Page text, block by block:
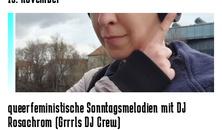
queerfeministische Sonntagsmelodien mit DJ
Rosachrom (Grrrls DJ Crew)